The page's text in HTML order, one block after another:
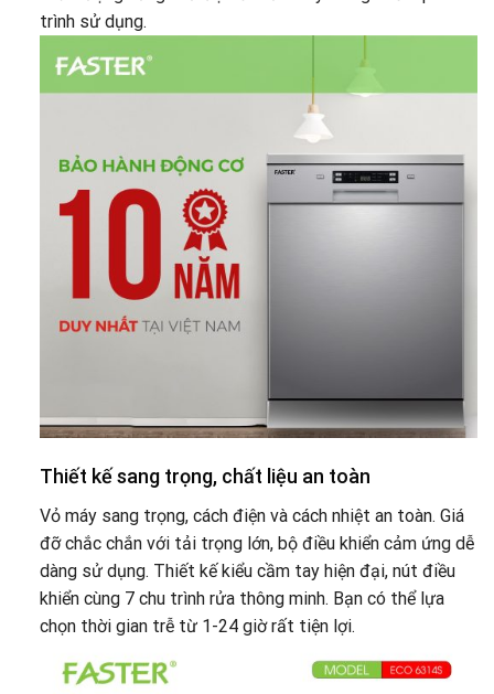
trình sử dụng.
Thiết kế sang trọng, chất liệu an toàn
Vỏ máy sang trọng, cách điện và cách nhiệt an toàn. Giá
đỡ chắc chắn với tải trọng lớn, bộ điều khiển cảm ứng dễ
dàng sử dụng. Thiết kế kiểu cầm tay hiện đại, nút điều
khiển cùng 7 chu trình rửa thông minh. Bạn có thể lựa
chọn thời gian trễ từ 1-24 giờ rất tiện lợi.